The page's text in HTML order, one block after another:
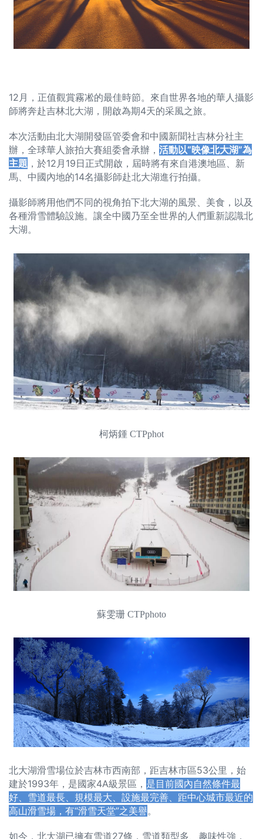
12月，正值觀賞霧凇的最佳時節。來自世界各地的華人攝影
師將奔赴吉林北大湖，開啟為期4天的采風之旅。
本次活動由北大湖開發區管委會和中國新聞社吉林分社主
辦，全球華人旅拍大賽組委會承辦， 活動以“映像北大湖”為
主題 ，於12月19日正式開啟，屆時將有來自港澳地區、新
馬、中國內地的14名攝影師赴北大湖進行拍攝。
攝影師將用他們不同的視角拍下北大湖的風景、美食，以及
各種滑雪體驗設施。讓全中國乃至全世界的人們重新認識北
大湖。
柯炳鍾 CTPphot
蘇雯珊 CTPphoto
北大湖滑雪場位於吉林市西南部，距吉林市區53公里，始
建於1993年，是國家4A級景區， 是目前國內自然條件最
好、雪道最長、規模最大、設施最完善、距中心城市最近的
高山滑雪場，有“滑雪天堂”之美譽。
如今，北大湖已擁有雪道27條，雪道類型多、趣味性強，